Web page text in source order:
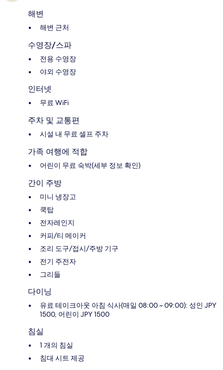
해변
해변 근처
수영장/스파
전용 수영장
야외 수영장
인터넷
무료 WiFi
주차 및 교통편
시설 내 무료 셀프 주차
가족 여행에 적합
어린이 무료 숙박(세부 정보 확인)
간이 주방
미니 냉장고
쿡탑
전자레인지
커피/티 메이커
조리 도구/접시/주방 기구
전기 주전자
그리들
다이닝
유료 테이크아웃 아침 식사(매일 08:00 ~ 09:00): 성인 JPY
1500, 어린이 JPY 1500
침실
1 개의 침실
침대 시트 제공